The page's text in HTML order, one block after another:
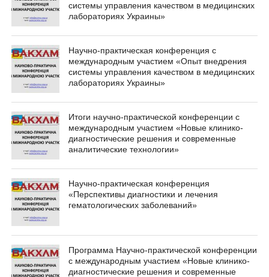
системы управления качеством в медицинских
лабораториях Украины»
Научно-практическая конференция с
международным участием «Опыт внедрения
системы управления качеством в медицинских
лабораториях Украины»
Итоги научно-практической конференции с
международным участием «Новые клинико-
диагностические решения и современные
аналитические технологии»
Научно-практическая конференция
«Перспективы диагностики и лечения
гематологических заболеваний»
Программа Научно-практической конференции
с международным участием «Новые клинико-
диагностические решения и современные